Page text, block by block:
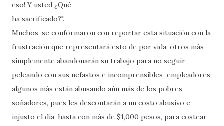
eso! Y usted ¿Qué
ha sacrificado?".
Muchos, se conformaron con reportar esta situación con la
frustración que representará esto de por vida; otros más
simplemente abandonarán su trabajo para no seguir
peleando con sus nefastos e incomprensibles empleadores;
algunos más están abusando aún más de los pobres
soñadores, pues les descontarán a un costo abusivo e
injusto el día, hasta con más de $1,000 pesos, para costear